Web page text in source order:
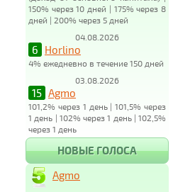
150% через 10 дней | 175% через 8
дней | 200% через 5 дней
04.08.2026
6 Horlino
4% ежедневно в течение 150 дней
03.08.2026
15 Agmo
101,2% через 1 день | 101,5% через
1 день | 102% через 1 день | 102,5%
через 1 день
НОВЫЕ ГОЛОСА
Agmo